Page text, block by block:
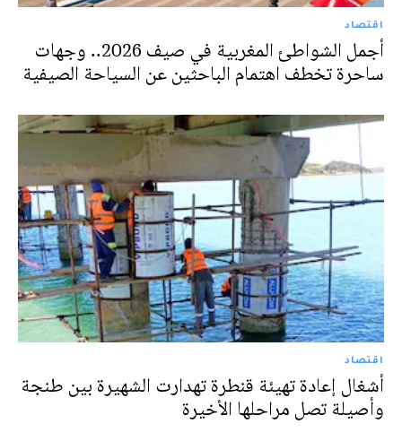
اقتصاد
أجمل الشواطئ المغربية في صيف 2026.. وجهات
ساحرة تخطف اهتمام الباحثين عن السياحة الصيفية
اقتصاد
أشغال إعادة تهيئة قنطرة تهدارت الشهيرة بين طنجة
وأصيلة تصل مراحلها الأخيرة